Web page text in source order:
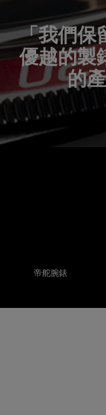
「我們保
優越的製
的
帝舵腕錶